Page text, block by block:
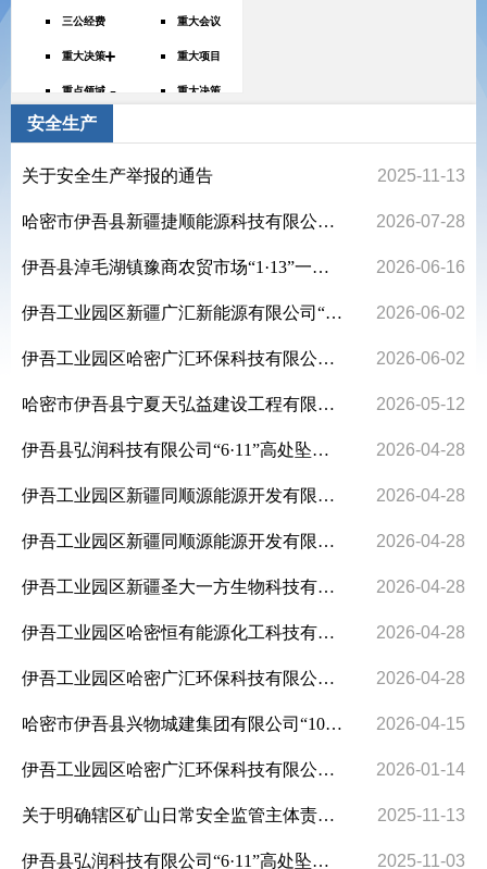
三公经费 重大会议
重大决策+ 重大项目
重点领域 -
安全生产
关于安全生产举报的通告 2025-11-13
哈密市伊吾县新疆捷顺能源科技有限公司“3·8”机械伤害亡人事故调查报告 2026-07-28
伊吾县淖毛湖镇豫商农贸市场“1·13”一般事故车辆伤害致人死亡事故调查报告 2026-06-16
伊吾工业园区新疆广汇新能源有限公司“1·4”一氧化碳中毒亡人事故防范和整改措施落实情况评估报告 2026-06-02
伊吾工业园区哈密广汇环保科技有限公司“1·15”亚硝酸甲酯气中毒亡人事故调查报告 2026-06-02
哈密市伊吾县宁夏天弘益建设工程有限公司“10·30”机械伤害事故调查报告 2026-05-12
伊吾县弘润科技有限公司“6·11”高处坠落亡人事故报告 2026-04-28
伊吾工业园区新疆同顺源能源开发有限公司10·17车辆亡人事故调查报告 2026-04-28
伊吾工业园区新疆同顺源能源开发有限公司“3·27”煤气中毒亡人事故报告 2026-04-28
伊吾工业园区新疆圣大一方生物科技有限公司“12·09”高处坠落亡人事故调查报告 2026-04-28
伊吾工业园区哈密恒有能源化工科技有限公司“12·05”受限空间亡人事故调查报告 2026-04-28
伊吾工业园区哈密广汇环保科技有限公司“10·26”一氧化碳中毒亡人事故调查报告 2026-04-28
哈密市伊吾县兴物城建集团有限公司“10·22”物体打击事故调查报告 2026-04-15
伊吾工业园区哈密广汇环保科技有限公司“10·26”一氧化碳中毒亡人事故防范和整改措施落实情况评估报告 2026-01-14
关于明确辖区矿山日常安全监管主体责任的通知 2025-11-13
伊吾县弘润科技有限公司“6·11”高处坠落亡人事故防范和整改措施落实情况评估报告 2025-11-03